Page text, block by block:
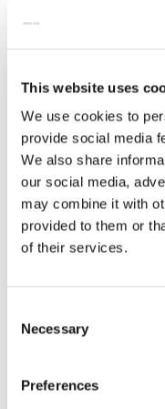
This website uses
We use cookies to
provide social media
We also share
our social media,
may combine it with
provided to them or
of their services.
Selection
Necessary
Preferences
Notitieboek A6, zachte
Porcelain, Kasteel De
€ 9,99
Bekijk alles van Kasteel
Meer van William